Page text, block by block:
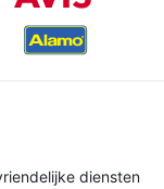
diensten